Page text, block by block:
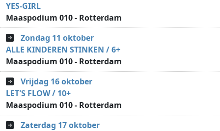
YES-GIRL
Maaspodium 010 - Rotterdam
Zondag 11 oktober
ALLE KINDEREN STINKEN / 6+
Maaspodium 010 - Rotterdam
Vrijdag 16 oktober
LET'S FLOW / 10+
Maaspodium 010 - Rotterdam
Zaterdag 17 oktober